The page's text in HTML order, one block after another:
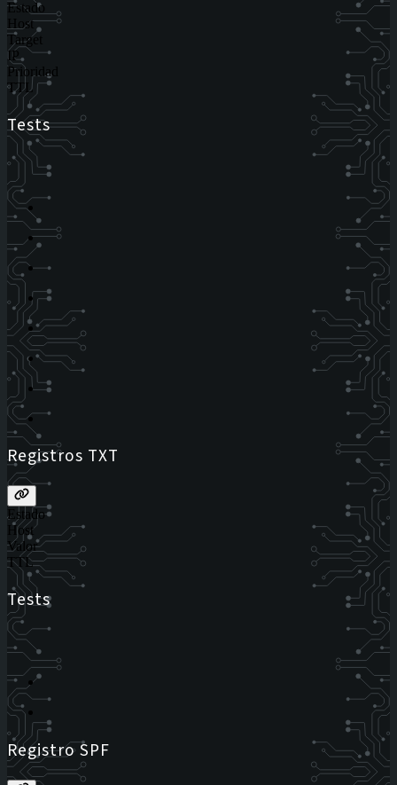
Estado
Host
Target
IP
Prioridad
TTL
Tests
Registros TXT
Estado
Host
Valor
TTL
Tests
Registro SPF